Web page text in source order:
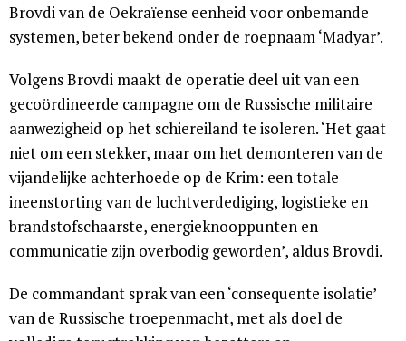
Brovdi van de Oekraïense eenheid voor onbemande
systemen, beter bekend onder de roepnaam ‘Madyar’.
Volgens Brovdi maakt de operatie deel uit van een
gecoördineerde campagne om de Russische militaire
aanwezigheid op het schiereiland te isoleren. ‘Het gaat
niet om een stekker, maar om het demonteren van de
vijandelijke achterhoede op de Krim: een totale
ineenstorting van de luchtverdediging, logistieke en
brandstofschaarste, energieknooppunten en
communicatie zijn overbodig geworden’, aldus Brovdi.
De commandant sprak van een ‘consequente isolatie’
van de Russische troepenmacht, met als doel de